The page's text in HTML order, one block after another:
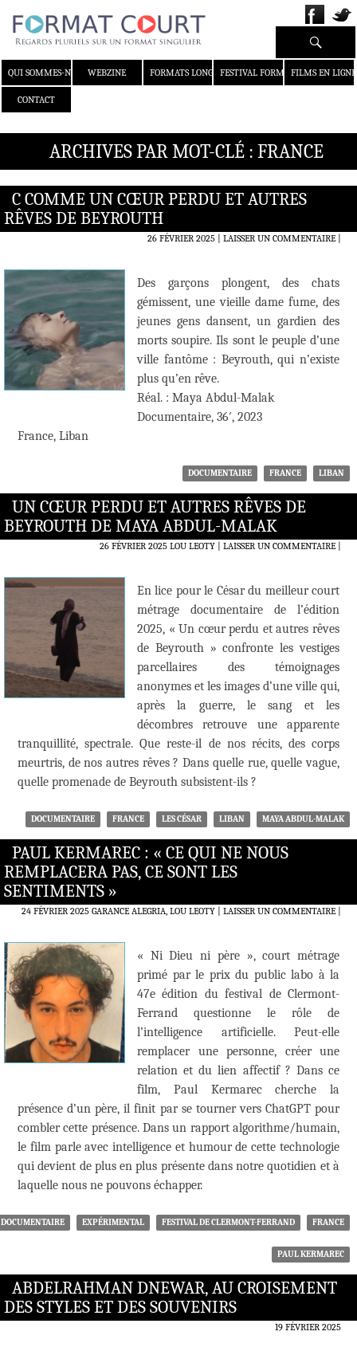
QUI SOMMES-NOUS ?WEBZINE FORMATS LONGS FESTIVAL FORMAT COURT
FILMS EN LIGNE
CONTACT
Recherche
ARCHIVES PAR MOT-CLÉ : FRANCE
C COMME UN CŒUR PERDU ET AUTRES
RÊVES DE BEYROUTH
26 FÉVRIER 2025 LAISSER UN COMMENTAIRE|
Des garçons plongent, des chats
gémissent, une vieille dame fume, des
jeunes gens dansent, un gardien des
morts soupire. Ils sont le peuple d’une
ville fantôme : Beyrouth, qui n’existe
plus qu’en rêve.
Réal. : Maya Abdul-Malak
Documentaire, 36′, 2023
France, Liban
DOCUMENTAIRE FRANCE LIBAN
UN CŒUR PERDU ET AUTRES RÊVES DE
BEYROUTH DE MAYA ABDUL-MALAK
26 FÉVRIER 2025 LOU LEOTY LAISSER UN COMMENTAIRE|
En lice pour le César du meilleur court
métrage documentaire de l’édition
2025, « Un cœur perdu et autres rêves
de Beyrouth » confronte les vestiges
parcellaires des témoignages
anonymes et les images d’une ville qui,
après la guerre, le sang et les
décombres retrouve une apparente
tranquillité, spectrale. Que reste-il de nos récits, des corps
meurtris, de nos autres rêves ? Dans quelle rue, quelle vague,
quelle promenade de Beyrouth subsistent-ils ?
DOCUMENTAIRE FRANCE LES CÉSAR LIBAN MAYA ABDUL-MALAK
PAUL KERMAREC : « CE QUI NE NOUS
REMPLACERA PAS, CE SONT LES
SENTIMENTS »
24 FÉVRIER 2025 GARANCE ALEGRIA, LOU LEOTY LAISSER UN COMMENTAIRE|
« Ni Dieu ni père », court métrage
primé par le prix du public labo à la
47e édition du festival de Clermont-
Ferrand questionne le rôle de
l’intelligence artificielle. Peut-elle
remplacer une personne, créer une
relation et du lien affectif ? Dans ce
film, Paul Kermarec cherche la
présence d’un père, il finit par se tourner vers ChatGPT pour
combler cette présence. Dans un rapport algorithme/humain,
le film parle avec intelligence et humour de cette technologie
qui devient de plus en plus présente dans notre quotidien et à
laquelle nous ne pouvons échapper.
DOCUMENTAIRE EXPÉRIMENTAL FESTIVAL DE CLERMONT-FERRAND FRANCE
PAUL KERMAREC
ABDELRAHMAN DNEWAR, AU CROISEMENT
DES STYLES ET DES SOUVENIRS
19 FÉVRIER 2025